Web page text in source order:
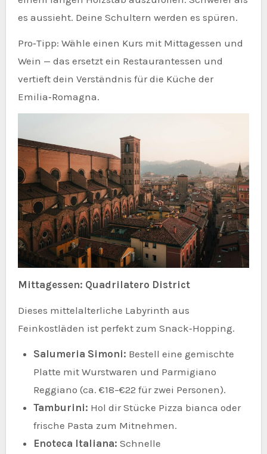
es aussieht. Deine Schultern werden es spüren.
Pro‑Tipp: Wähle einen Kurs mit Mittagessen und
Wein — das ersetzt ein Restaurantessen und
vertieft dein Verständnis für die Küche der
Emilia‑Romagna.
Mittagessen: Quadrilatero District
Dieses mittelalterliche Labyrinth aus
Feinkostläden ist perfekt zum Snack‑Hopping.
Salumeria Simoni: Bestell eine gemischte
Platte mit Wurstwaren und Parmigiano
Reggiano (ca. €18–€22 für zwei Personen).
Tamburini: Hol dir Stücke Pizza bianca oder
frische Pasta zum Mitnehmen.
Enoteca Italiana: Schnelle